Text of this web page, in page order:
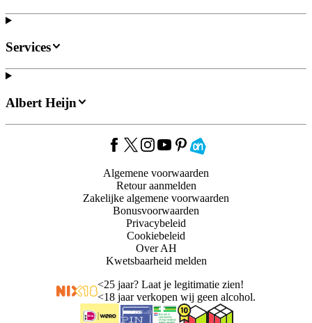
Services
Albert Heijn
Algemene voorwaarden
Retour aanmelden
Zakelijke algemene voorwaarden
Bonusvoorwaarden
Privacybeleid
Cookiebeleid
Over AH
Kwetsbaarheid melden
<25 jaar? Laat je legitimatie zien!
<18 jaar verkopen wij geen alcohol.